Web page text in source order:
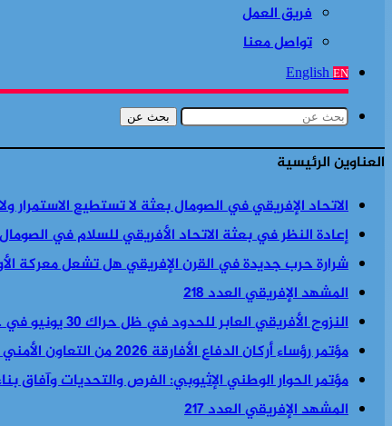
فريق العمل
تواصل معنا
English EN
بحث عن
العناوين الرئيسية
الاتحاد الإفريقي في الصومال بعثة لا تستطيع الاستمرار
إعادة النظر في بعثة الاتحاد الأفريقي للسلام في
شرارة حرب جديدة في القرن الإفريقي هل تشعل معركة
المشهد الإفريقي العدد 218
النزوح الأفريقي العابر للحدود في ظل حراك 30 يونيو في جنوب أفريقيا
مؤتمر رؤساء أركان الدفاع الأفارقة 2026 من التعاون الأمني إلى السياسة الأمنية والاقتصادية معا
مؤتمر الحوار الوطني الإثيوبي: الفرص والتحديات وآفاق
المشهد الإفريقي العدد 217